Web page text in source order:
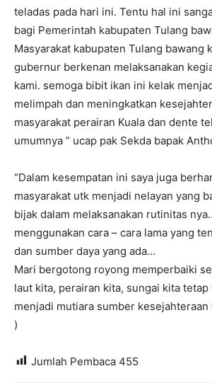
teladas pada hari ini. Tentu hal ini
bagi Pemerintah kabupaten Tulang
Masyarakat kabupaten Tulang bawang
gubernur berkenan melaksanakan
kami. semoga bibit ikan ini kelak
melimpah dan meningkatkan
masyarakat perairan Kuala dan dente
umumnya ” ucap pak Sekda bapak
“Dalam kesempatan ini saya juga
masyarakat utk menjadi nelayan yang
bijak dalam melaksanakan rutinitas
menggunakan cara – cara lama yang
dan sumber daya yang ada…
Mari bergotong royong memperbaiki
laut kita, perairan kita, sungai kita tetap
menjadi mutiara sumber
)
Jumlah Pembaca 455